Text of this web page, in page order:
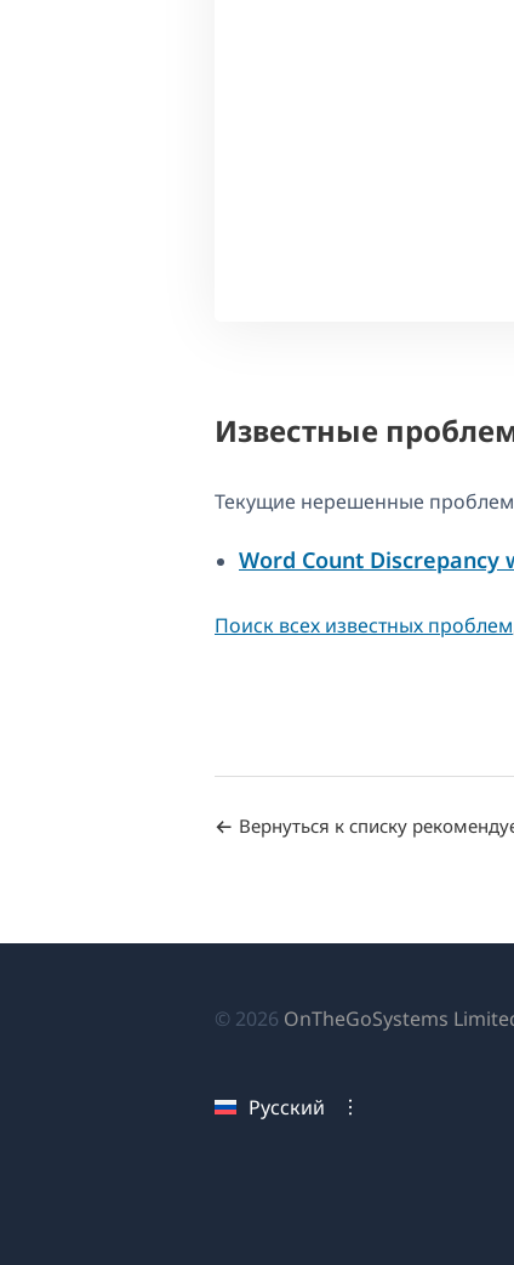
Известные
Текущие нерешенные
Word Count Discrepancy
Поиск всех известных проблем
Вернуться к списку
© 2026 OnTheGoSystems
Русский